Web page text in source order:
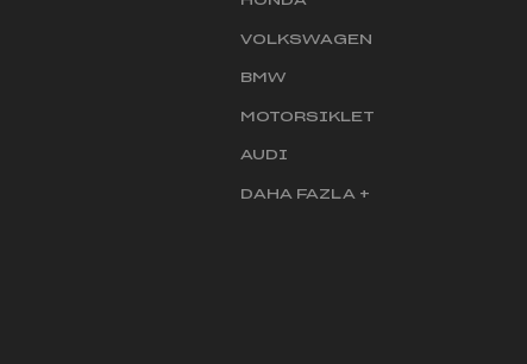
VOLKSWAGEN
BMW
MOTORSIKLET
AUDI
DAHA FAZLA +